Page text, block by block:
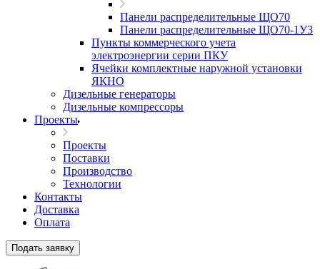
Панели распределительные ЩО70
Панели распределительные ЩО70-1У3
Пункты коммерческого учета
электроэнергии серии ПКУ
Ячейки комплектные наружной установки
ЯКНО
Дизельные генераторы
Дизельные компрессоры
Проекты
Проекты
Поставки
Производство
Технологии
Контакты
Доставка
Оплата
Подать заявку